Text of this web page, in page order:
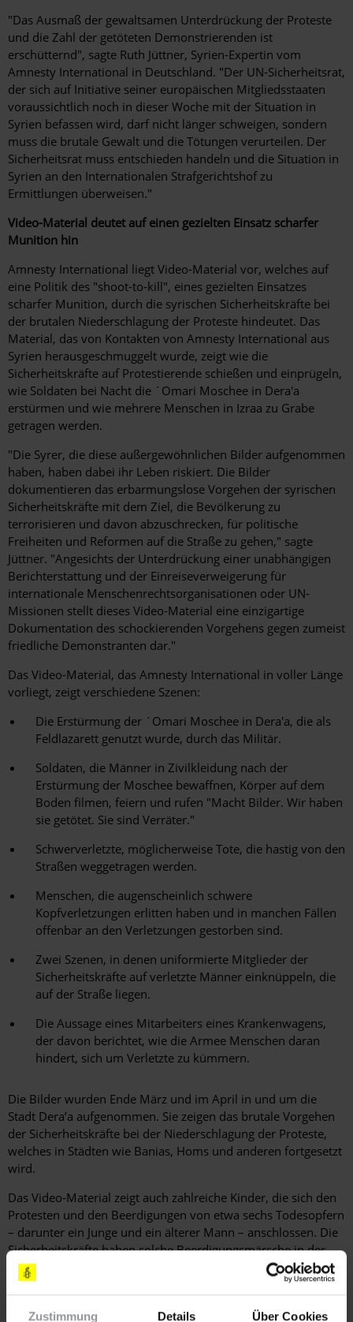
Zustimmung Details Über Cookies
"Das Ausmaß der gewaltsamen Unterdrückung der Proteste
und die Zahl der getöteten Demonstrierenden ist
erschütternd", sagte Ruth Jüttner, Syrien-Expertin vom
Amnesty International in Deutschland. "Der UN-Sicherheitsrat,
der sich auf Initiative seiner europäischen Mitgliedsstaaten
voraussichtlich noch in dieser Woche mit der Situation in
Syrien befassen wird, darf nicht länger schweigen, sondern
muss die brutale Gewalt und die Tötungen verurteilen. Der
Sicherheitsrat muss entschieden handeln und die Situation in
Syrien an den Internationalen Strafgerichtshof zu
Ermittlungen überweisen."
Video-Material deutet auf einen gezielten Einsatz scharfer
Munition hin
Amnesty International liegt Video-Material vor, welches auf
eine Politik des "shoot-to-kill", eines gezielten Einsatzes
scharfer Munition, durch die syrischen Sicherheitskräfte bei
der brutalen Niederschlagung der Proteste hindeutet. Das
Material, das von Kontakten von Amnesty International aus
Syrien herausgeschmuggelt wurde, zeigt wie die
Sicherheitskräfte auf Protestierende schießen und einprügeln,
wie Soldaten bei Nacht die ´Omari Moschee in Dera'a
erstürmen und wie mehrere Menschen in Izraa zu Grabe
getragen werden.
"Die Syrer, die diese außergewöhnlichen Bilder aufgenommen
haben, haben dabei ihr Leben riskiert. Die Bilder
dokumentieren das erbarmungslose Vorgehen der syrischen
Sicherheitskräfte mit dem Ziel, die Bevölkerung zu
terrorisieren und davon abzuschrecken, für politische
Freiheiten und Reformen auf die Straße zu gehen," sagte
Jüttner. "Angesichts der Unterdrückung einer unabhängigen
Berichterstattung und der Einreiseverweigerung für
internationale Menschenrechtsorganisationen oder UN-
Missionen stellt dieses Video-Material eine einzigartige
Dokumentation des schockierenden Vorgehens gegen zumeist
friedliche Demonstranten dar."
Das Video-Material, das Amnesty International in voller Länge
vorliegt, zeigt verschiedene Szenen:
Die Erstürmung der ´Omari Moschee in Dera'a, die als
Feldlazarett genutzt wurde, durch das Militär.
Soldaten, die Männer in Zivilkleidung nach der
Erstürmung der Moschee bewaffnen, Körper auf dem
Boden filmen, feiern und rufen "Macht Bilder. Wir haben
sie getötet. Sie sind Verräter."
Schwerverletzte, möglicherweise Tote, die hastig von den
Straßen weggetragen werden.
Menschen, die augenscheinlich schwere
Kopfverletzungen erlitten haben und in manchen Fällen
offenbar an den Verletzungen gestorben sind.
Zwei Szenen, in denen uniformierte Mitglieder der
Sicherheitskräfte auf verletzte Männer einknüppeln, die
auf der Straße liegen.
Die Aussage eines Mitarbeiters eines Krankenwagens,
der davon berichtet, wie die Armee Menschen daran
hindert, sich um Verletzte zu kümmern.
Die Bilder wurden Ende März und im April in und um die
Stadt Dera’a aufgenommen. Sie zeigen das brutale Vorgehen
der Sicherheitskräfte bei der Niederschlagung der Proteste,
welches in Städten wie Banias, Homs und anderen fortgesetzt
wird.
Das Video-Material zeigt auch zahlreiche Kinder, die sich den
Protesten und den Beerdigungen von etwa sechs Todesopfern
– darunter ein Junge und ein älterer Mann – anschlossen. Die
Sicherheitskräfte haben solche Beerdigungsmärsche in der
Vergangenheit mehrfach mit tödlicher Gewalt angegriffen.
"Bilder von unbewaffneten Zivilisten mit Schusswunden im
Kopf verdeutlichen, warum es so viele Todesopfer gibt. Bilder